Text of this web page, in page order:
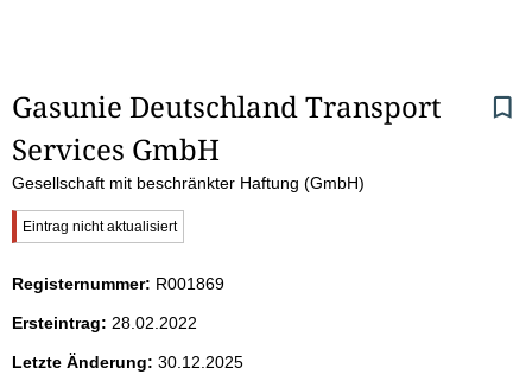
S
e
i
t
e
n
Gasunie Deutschland Transport
Services GmbH
Gesellschaft mit beschränkter Haftung (GmbH)
W
i
h
i
Eintrag nicht aktualisiert
Registernummer: R001869
Ersteintrag: 28.02.2022
Letzte Änderung: 30.12.2025